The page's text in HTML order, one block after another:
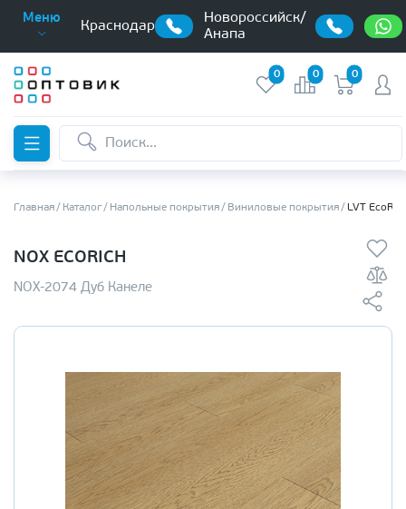
Меню
Краснодар
Новороссийск/
Анапа
0 0 0
Главная Каталог Напольные покрытия Виниловые покрытия LVT
NOX ECORICH
NOX-2074 Дуб Канеле